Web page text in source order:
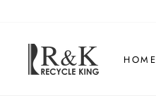
HOME